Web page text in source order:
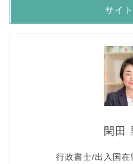
サイ
閑田
行政書士/出入国